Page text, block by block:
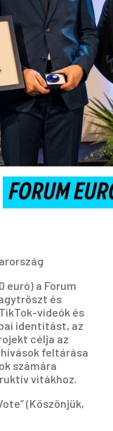
euró) a Forum
és
videók és
identitást, az
célja az
feltárása
számára
vitákhoz.
(Köszönjük,